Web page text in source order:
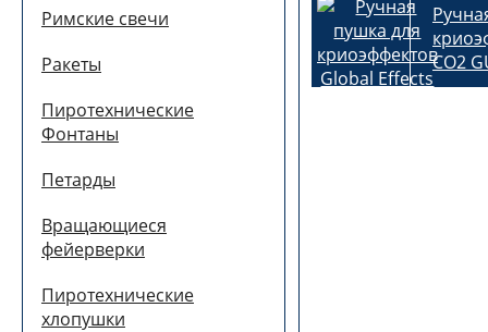
Римские свечи
Ракеты
Пиротехнические
Фонтаны
Петарды
Вращающиеся
фейерверки
Пиротехнические
хлопушки
CO2